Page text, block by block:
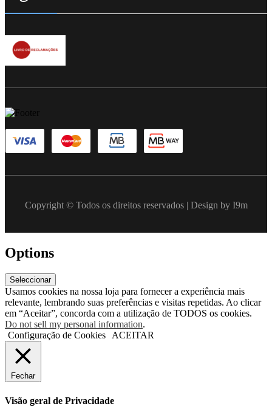
Copyright © Todos os direitos reservados | Design by I9m
Options
Seleccionar
Usamos cookies na nossa loja para fornecer a experiência mais
relevante, lembrando suas preferências e visitas repetidas. Ao clicar
em “Aceitar”, concorda com a utilização de TODOS os cookies.
Do not sell my personal information.
Configuração de Cookies
ACEITAR
Fechar
Visão geral de Privacidade